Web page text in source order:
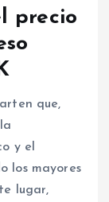
precio
que,
y el
los mayores
lugar,